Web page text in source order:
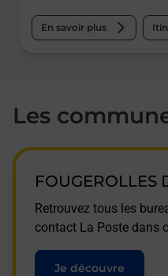
En savoir plus
Les
FOUGEROLLES
Retrouvez tous les
contact La Poste dans
Je découvre